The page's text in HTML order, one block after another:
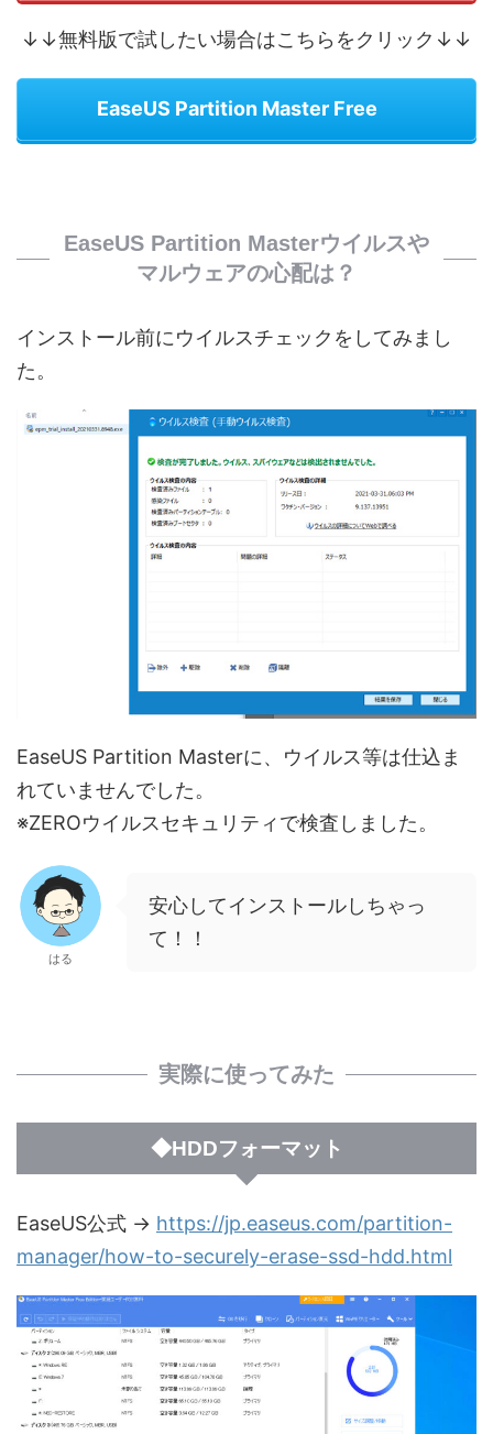
↓↓無料版で試したい場合はこちらをクリック↓↓
EaseUS Partition Master Free
EaseUS Partition Masterウイルスや
マルウェアの心配は？
インストール前にウイルスチェックをしてみまし
た。
EaseUS Partition Masterに、ウイルス等は仕込ま
れていませんでした。
※ZEROウイルスセキュリティで検査しました。
はる
安心してインストールしちゃっ
て！！
実際に使ってみた
◆HDDフォーマット
EaseUS公式 → https://jp.easeus.com/partition-
manager/how-to-securely-erase-ssd-hdd.html